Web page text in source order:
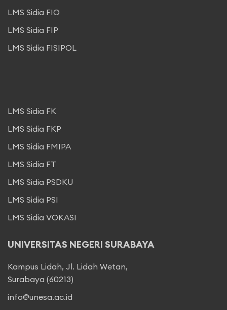
LMS Sidia FIO
LMS Sidia FIP
LMS Sidia FISIPOL
LMS Sidia FK
LMS Sidia FKP
LMS Sidia FMIPA
LMS Sidia FT
LMS Sidia PSDKU
LMS Sidia PSI
LMS Sidia VOKASI
UNIVERSITAS NEGERI SURABAYA
Kampus Lidah, Jl. Lidah Wetan,
Surabaya (60213)
info@unesa.ac.id